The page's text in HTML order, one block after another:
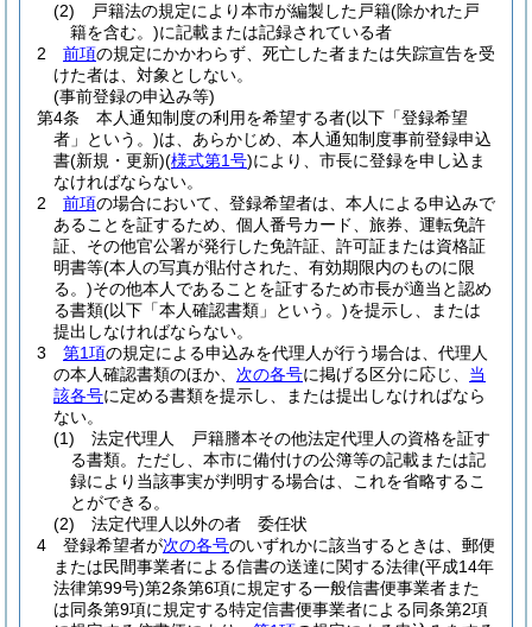
(2)
戸籍法の規定により本市が編製した戸籍(除かれた戸
籍を含む。)に記載または記録されている者
2
前項の規定にかかわらず、死亡した者または失踪宣告を受
けた者は、対象としない。
(事前登録の申込み等)
第4条
本人通知制度の利用を希望する者(以下「登録希望
者」という。)は、あらかじめ、本人通知制度事前登録申込
書(新規・更新)(様式第1号)により、市長に登録を申し込ま
なければならない。
2
前項の場合において、登録希望者は、本人による申込みで
あることを証するため、個人番号カード、旅券、運転免許
証、その他官公署が発行した免許証、許可証または資格証
明書等(本人の写真が貼付された、有効期限内のものに限
る。)その他本人であることを証するため市長が適当と認め
る書類(以下「本人確認書類」という。)を提示し、または
提出しなければならない。
3
第1項の規定による申込みを代理人が行う場合は、代理人
の本人確認書類のほか、 次の各号に掲げる区分に応じ、 当
該各号に定める書類を提示し、または提出しなければなら
ない。
(1)
法定代理人 戸籍謄本その他法定代理人の資格を証す
る書類。 ただし、本市に備付けの公簿等の記載または記
録により当該事実が判明する場合は、これを省略するこ
とができる。
(2)
法定代理人以外の者 委任状
4
登録希望者が次の各号のいずれかに該当するときは、郵便
または民間事業者による信書の送達に関する法律(平成14年
法律第99号)第2条第6項に規定する一般信書便事業者また
は同条第9項に規定する特定信書便事業者による同条第2項